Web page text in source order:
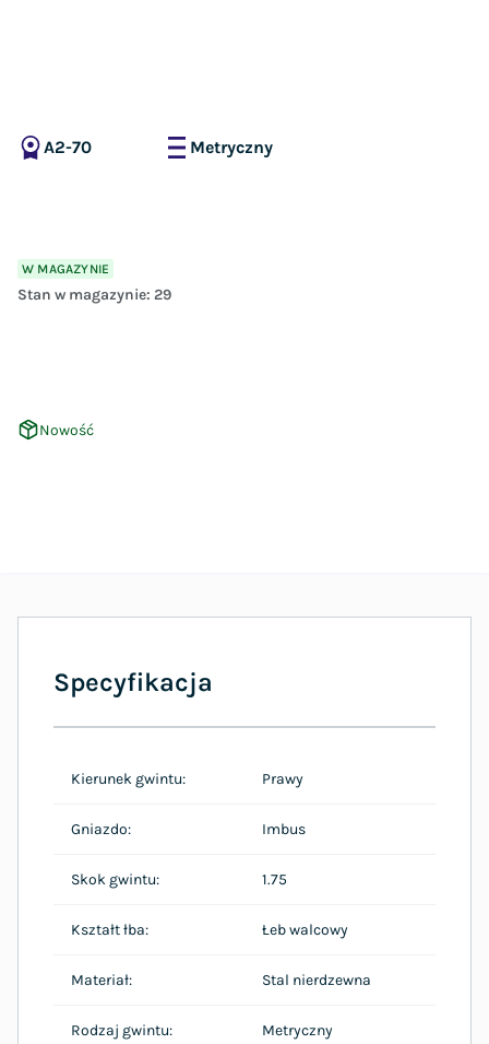
A2-70 Metryczny
W MAGAZYNIE
Stan w magazynie: 29
Nowość
Specyfikacja
Kierunek gwintu: Prawy
Gniazdo: Imbus
Skok gwintu: 1.75
Kształt łba: Łeb walcowy
Materiał: Stal nierdzewna
Rodzaj gwintu: Metryczny